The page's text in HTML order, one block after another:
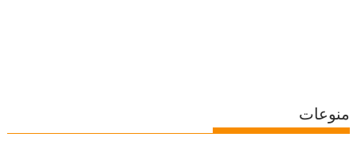
منوعات